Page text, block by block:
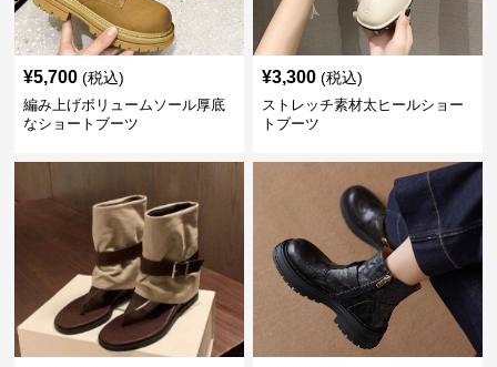
¥5,700 (税込)
編み上げボリュームソール厚底
なショートブーツ
¥3,300 (税込)
ストレッチ素材太ヒールショー
トブーツ